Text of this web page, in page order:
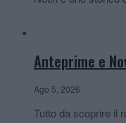
Anteprime e
Ago 5, 2026
Tutto da scoprire il